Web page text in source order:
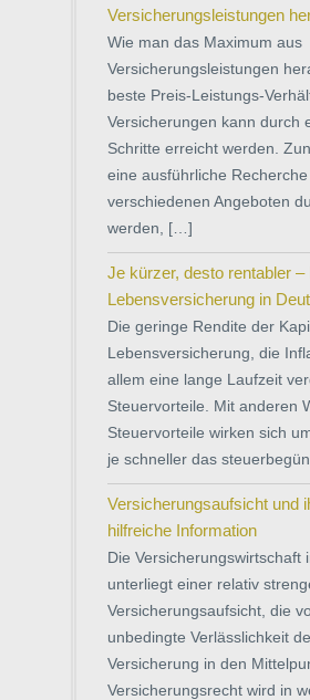
Versicherungsleistungen
Wie man das Maximum aus
Versicherungsleistungen
beste Preis-Leistungs-
Versicherungen kann durch
Schritte erreicht werden.
eine ausführliche
verschiedenen Angeboten
werden, […]
Je kürzer, desto rentabler –
Lebensversicherung in
Die geringe Rendite der
Lebensversicherung, die
allem eine lange Laufzeit
Steuervorteile. Mit anderen
Steuervorteile wirken sich
je schneller das
Versicherungsaufsicht und
hilfreiche Information
Die Versicherungswirtschaft
unterliegt einer relativ
Versicherungsaufsicht, die
unbedingte Verlässlichkeit
Versicherung in den
Versicherungsrecht wird in